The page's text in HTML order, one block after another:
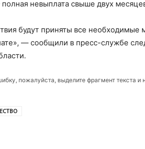
невыплата свыше двух
будут приняты все
— сообщили в пресс-службе
пожалуйста, выделите фрагмент текста и